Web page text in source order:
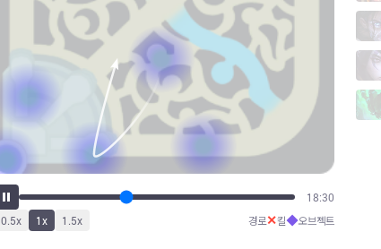
23:21
0.5x 1x 1.5x 경로✕킬◆오브젝트